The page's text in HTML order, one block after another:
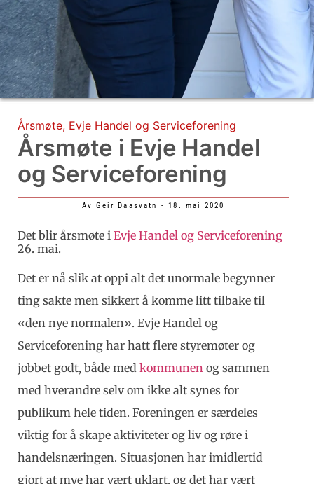
Årsmøte, Evje Handel og Serviceforening
Årsmøte i Evje Handel
og Serviceforening
Av Geir Daasvatn -18. mai 2020
Det blir årsmøte i Evje Handel og Serviceforening
26. mai.
Det er nå slik at oppi alt det unormale begynner
ting sakte men sikkert å komme litt tilbake til
«den nye normalen». Evje Handel og
Serviceforening har hatt flere styremøter og
jobbet godt, både med kommunen og sammen
med hverandre selv om ikke alt synes for
publikum hele tiden. Foreningen er særdeles
viktig for å skape aktiviteter og liv og røre i
handelsnæringen. Situasjonen har imidlertid
gjort at mye har vært uklart, og det har vært